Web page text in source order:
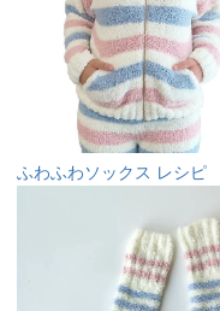
ふわふわソックス レシピ